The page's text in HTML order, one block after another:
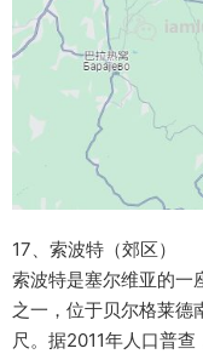
17、索波特（郊区）
索波特是塞尔维亚的一
之一，位于贝尔格莱德
尺。据2011年人口普查